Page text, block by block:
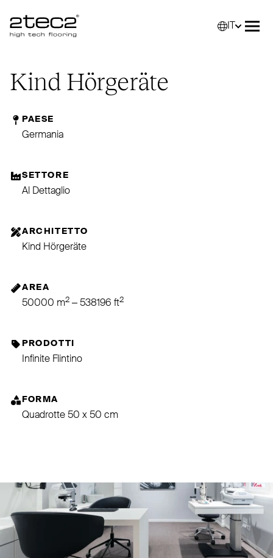
Primary
Kind Hörgeräte
PAESE
Germania
SETTORE
Al Dettaglio
ARCHITETTO
Kind Hörgeräte
AREA
50000 m2 – 538196 ft2
PRODOTTI
Infinite Flintino
FORMA
Quadrotte 50 x 50 cm